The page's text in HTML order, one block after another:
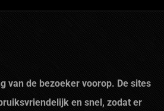
van de bezoeker voorop. De sites
en snel, zodat er